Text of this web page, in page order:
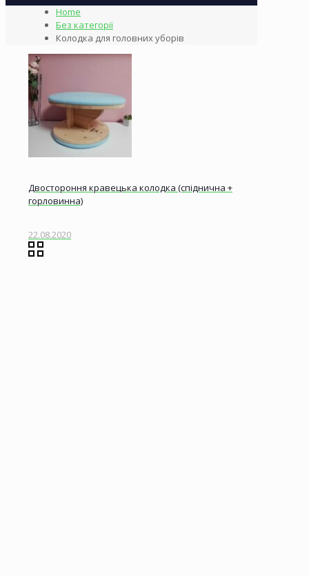
Home
Без категорії
Колодка для головних уборів
Двостороння кравецька колодка (спіднична +
горловинна)
22.08.2020